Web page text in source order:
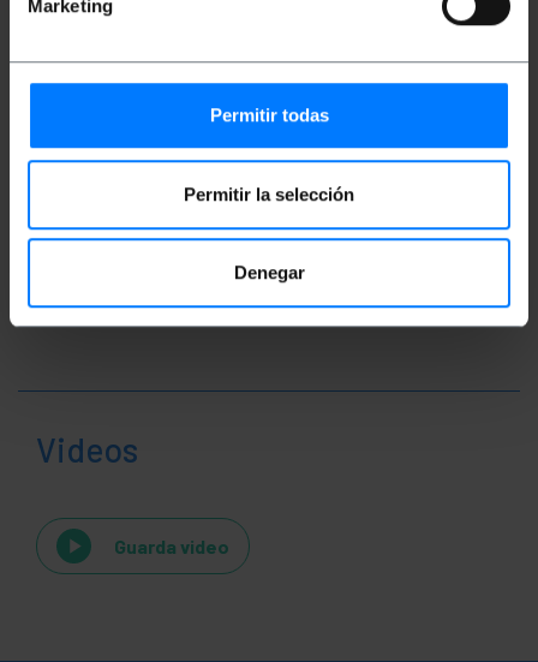
Marketing
Permitir todas
Permitir la selección
Denegar
profondità x altezza): 23.0 x 8.5 x 4.0 cm
Dimensioni del pacchi: 23.0 x 8.5 x 4.0 cm
Classificazione
Videos
Guarda video